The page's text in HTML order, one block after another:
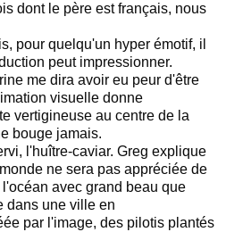
dont le père est français, nous
pour quelqu'un hyper émotif, il
peut impressionner.
me dira avoir eu peur d'être
visuelle donne
vertigineuse au centre de la
bouge jamais.
l'huître-caviar. Greg explique
ne sera pas appréciée de
avec grand beau que
dans une ville en
par l'image, des pilotis plantés